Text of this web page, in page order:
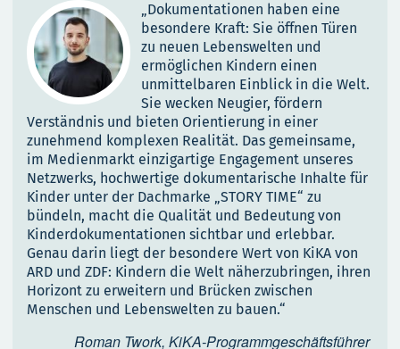
„Dokumentationen haben eine
besondere Kraft: Sie öffnen Türen
zu neuen Lebenswelten und
ermöglichen Kindern einen
unmittelbaren Einblick in die Welt.
Sie wecken Neugier, fördern
Verständnis und bieten Orientierung in einer
zunehmend komplexen Realität. Das gemeinsame,
im Medienmarkt einzigartige Engagement unseres
Netzwerks, hochwertige dokumentarische Inhalte für
Kinder unter der Dachmarke „STORY TIME“ zu
bündeln, macht die Qualität und Bedeutung von
Kinderdokumentationen sichtbar und erlebbar.
Genau darin liegt der besondere Wert von KiKA von
ARD und ZDF: Kindern die Welt näherzubringen, ihren
Horizont zu erweitern und Brücken zwischen
Menschen und Lebenswelten zu bauen.“
Roman Twork, KiKA-Programmgeschäftsführer